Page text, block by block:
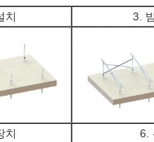
치 3.
치 6.